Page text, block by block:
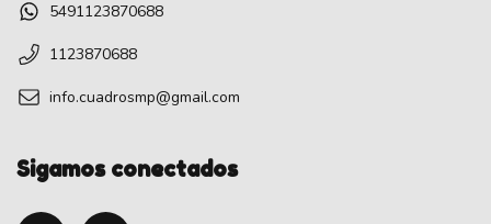
5491123870688
1123870688
info.cuadrosmp@gmail.com
Sigamos conectados